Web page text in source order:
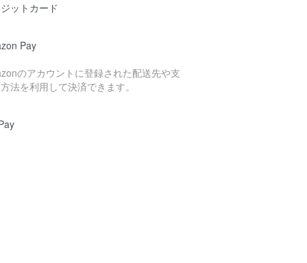
ットカード
Pay
のアカウントに登録された配送先や支
法を利用して決済できます。